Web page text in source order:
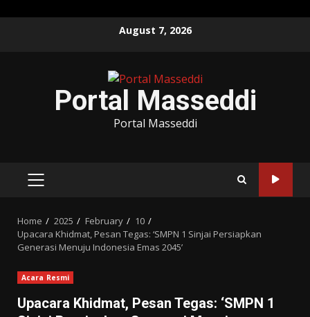
August 7, 2026
Portal Masseddi
Portal Masseddi
PRIMARY
Home 2025 February
10
Upacara Khidmat, Pesan Tegas: ‘SMPN 1 Sinjai Persiapkan
Generasi Menuju Indonesia Emas 2045’
Acara Resmi
Upacara Khidmat, Pesan Tegas: ‘SMPN 1